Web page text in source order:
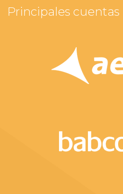
Principales cuentas